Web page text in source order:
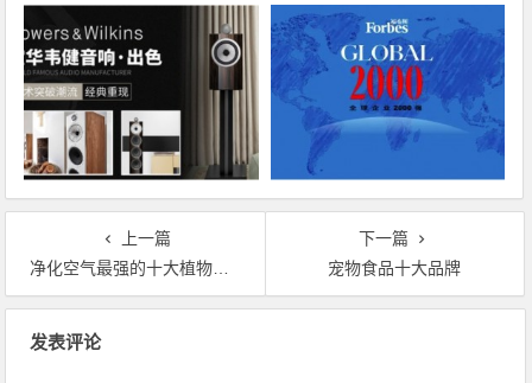
上一篇
净化空气最强的十大植物排行
下一篇
宠物食品十大品牌
发表评论